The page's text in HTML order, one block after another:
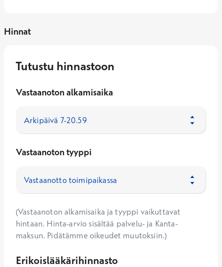
Hinnat
Tutustu hinnastoon
Vastaanoton alkamisaika
Vastaanoton tyyppi
(Vastaanoton alkamisaika ja tyyppi vaikuttavat
hintaan. Hinta-arvio sisältää palvelu- ja Kanta-
maksun. Pidätämme oikeudet muutoksiin.)
Erikoislääkärihinnasto